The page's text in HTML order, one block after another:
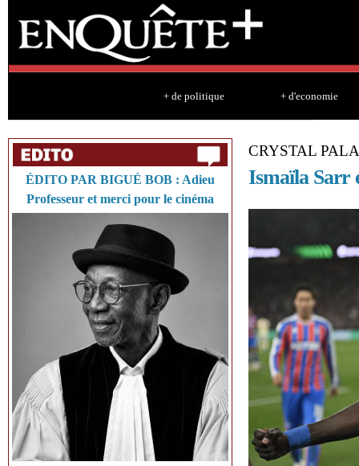
+ de politique + d'economie
ÉDITO PAR BIGUÉ BOB : Adieu
Professeur et merci pour le cinéma
CRYSTAL
Ismaïla Sarr